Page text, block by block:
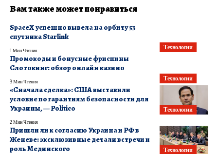
Вам также может понравиться
Технологии
SpaceX успешно вывела на орбиту 53
спутника Starlink
1 Мин Чтения
Технологии
Промокоды и бонусные фриспины
Слотокинг: обзор онлайн казино
3 Мин Чтения
Технологии
«Сначала сделка»: США выставили
условие по гарантиям безопасности для
Украины, — Politico
2 Мин Чтения
Технологии
Пришли ли к согласию Украина и РФ в
Женеве: эксклюзивные детали встречи и
роль Мединского